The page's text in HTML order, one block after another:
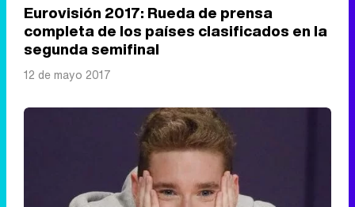
Eurovisión 2017: Rueda de prensa
completa de los países clasificados en la
segunda semifinal
12 de mayo 2017